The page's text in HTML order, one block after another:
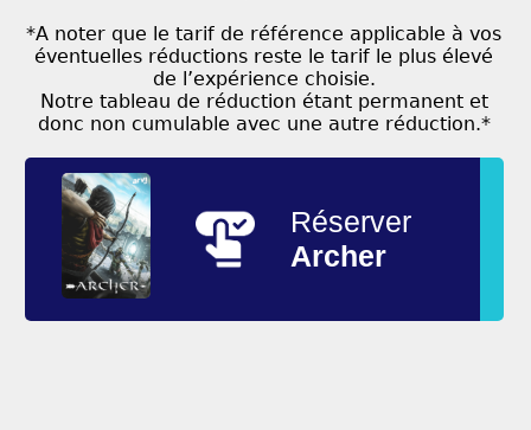
*A noter que le tarif de référence applicable à vos
éventuelles réductions reste le tarif le plus élevé
de l’expérience choisie.
Notre tableau de réduction étant permanent et
donc non cumulable avec une autre réduction.*
Réserver
Archer